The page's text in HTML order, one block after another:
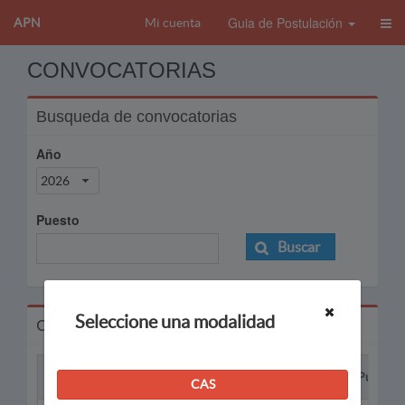
APN Mi cuenta Guia de Postulación
CONVOCATORIAS
Busqueda de convocatorias
Año
2026
Puesto
Buscar
Convocatorias
Puesto
Seleccione una modalidad
CAS